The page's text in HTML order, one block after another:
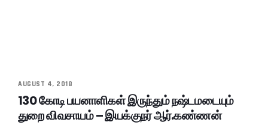
AUGUST 4, 2018
130 கோடி பயனாளிகள் இருந்தும் நஷ்டமடையும்
துறை விவசாயம் – இயக்குநர் ஆர்.கண்ணன்